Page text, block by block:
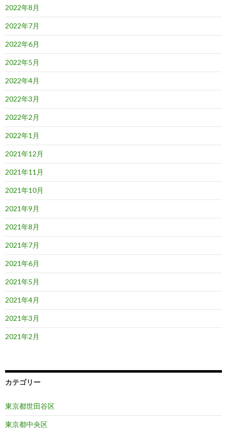
2022年8月
2022年7月
2022年6月
2022年5月
2022年4月
2022年3月
2022年2月
2022年1月
2021年12月
2021年11月
2021年10月
2021年9月
2021年8月
2021年7月
2021年6月
2021年5月
2021年4月
2021年3月
2021年2月
カテゴリー
東京都世田谷区
東京都中央区